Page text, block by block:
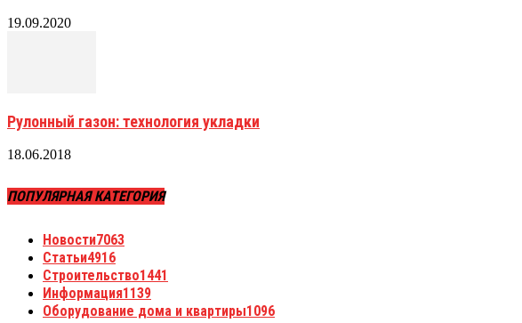
19.09.2020
Рулонный газон: технология укладки
18.06.2018
ПОПУЛЯРНАЯ КАТЕГОРИЯ
Новости7063
Статьи4916
Строительство1441
Информация1139
Оборудование дома и квартиры1096